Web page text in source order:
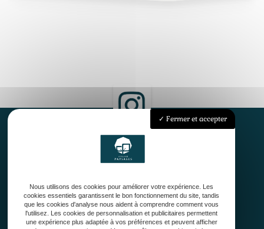
Accueil
Conception
Création
Entretien de jardin
Fermer et accepter
Nous utilisons des cookies pour améliorer votre expérience. Les
cookies essentiels garantissent le bon fonctionnement du site, tandis
que les cookies d'analyse nous aident à comprendre comment vous
l'utilisez. Les cookies de personnalisation et publicitaires permettent
une expérience plus adaptée à vos préférences et peuvent afficher